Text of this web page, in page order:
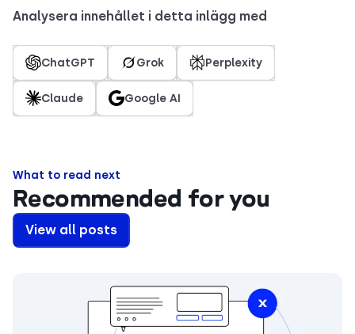
Analysera innehållet i detta inlägg med
ChatGPT Grok Perplexity
Claude Google AI
What to read next
Recommended for you
View all posts